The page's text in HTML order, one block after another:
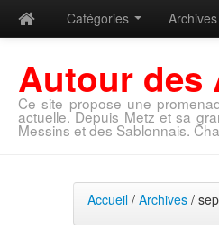
Catégories Archives
Autour des
Ce site propose une
actuelle. Depuis Metz et sa
Messins et des Sablonnais.
Accueil/ Archives/